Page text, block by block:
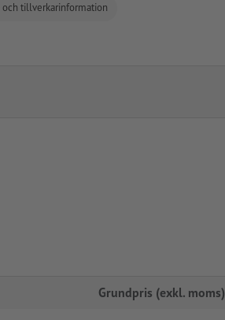
och tillverkarinformation
Grundpris (exkl. moms)